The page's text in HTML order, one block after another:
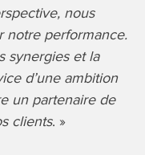
nous
notre performance.
synergies et la
d’une ambition
un partenaire de
clients. »